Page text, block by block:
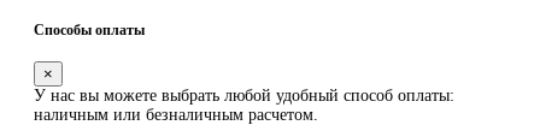
Способы оплаты
×
У нас вы можете выбрать любой удобный способ оплаты:
наличным или безналичным расчетом.